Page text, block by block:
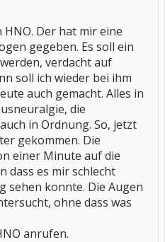
Der hat mir eine
gegeben. Es soll ein
verdacht auf
soll ich wieder bei ihm
auch gemacht. Alles in
die
in Ordnung. So, jetzt
gekommen. Die
einer Minute auf die
dass es mir schlecht
sehen konnte. Die Augen
ohne dass was
anrufen.